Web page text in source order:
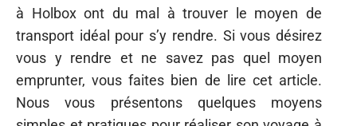
à Holbox ont du mal à trouver le moyen de
transport idéal pour s’y rendre. Si vous désirez
vous y rendre et ne savez pas quel moyen
emprunter, vous faites bien de lire cet article.
Nous vous présentons quelques moyens